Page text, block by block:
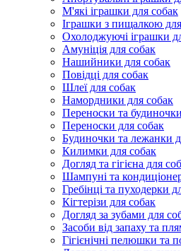
М'які іграшки для собак
Іграшки з пищалкою
Охолоджуючі іграшки
Амуніція для собак
Нашийники для собак
Повідці для собак
Шлеї для собак
Намордники для собак
Переноски та
Переноски для собак
Будиночки та лежанки
Килимки для собак
Догляд та гігієна для
Шампуні та
Гребінці та пуходерки
Кігтерізи для собак
Догляд за зубами для
Засоби від запаху та
Гігієнічні пелюшки та